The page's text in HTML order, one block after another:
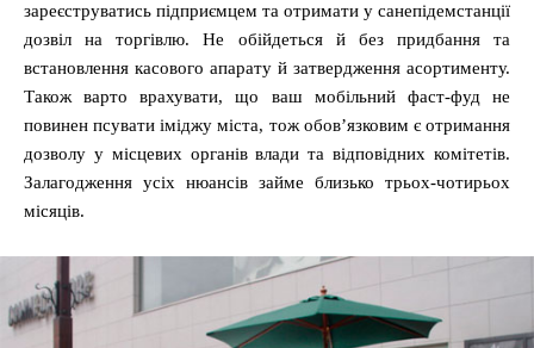
зареєструватись підприємцем та отримати у санепідемстанції
дозвіл на торгівлю. Не обійдеться й без придбання та
встановлення касового апарату й затвердження асортименту.
Також варто врахувати, що ваш мобільний фаст-фуд не
повинен псувати іміджу міста, тож обов’язковим є отримання
дозволу у місцевих органів влади та відповідних комітетів.
Залагодження усіх нюансів займе близько трьох-чотирьох
місяців.